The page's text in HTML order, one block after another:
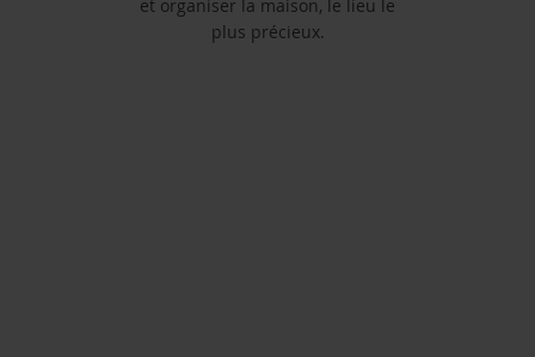
et organiser la maison, le lieu le
plus précieux.